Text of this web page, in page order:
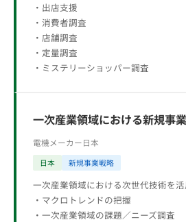
・出店支援
・消費者調査
・店舗調査
・定量調査
・ミステリーショッパー調査
一次産業領域における新規事
電機メーカー日本
日本 新規事業戦略
一次産業領域における次世代技術を
・マクロトレンドの把握
・一次産業領域の課題／ニーズ調査